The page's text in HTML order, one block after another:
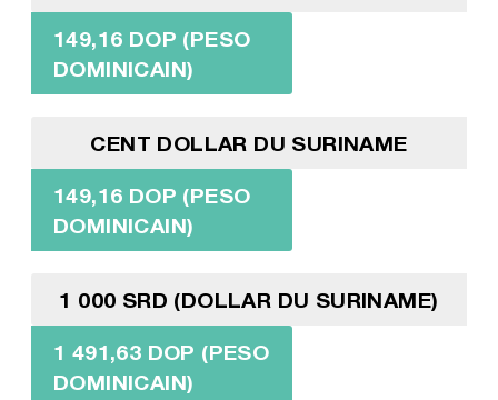
149,16 DOP (PESO
DOMINICAIN)
CENT DOLLAR DU SURINAME
149,16 DOP (PESO
DOMINICAIN)
1 000 SRD (DOLLAR DU SURINAME)
1 491,63 DOP (PESO
DOMINICAIN)